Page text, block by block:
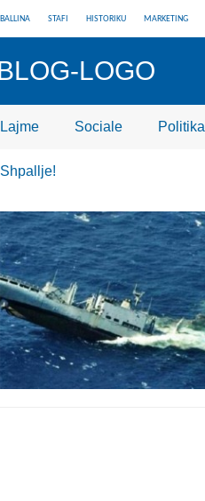
BALLINA STAFI HISTORIKU MARKETING
Lajme Sociale Politika
Shpallje!